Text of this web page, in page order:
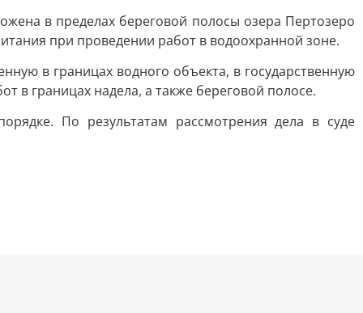
в пределах береговой полосы озера Пертозеро
при проведении работ в водоохранной зоне.
в границах водного объекта, в государственную
в границах надела, а также береговой полосе.
По результатам рассмотрения дела в суде